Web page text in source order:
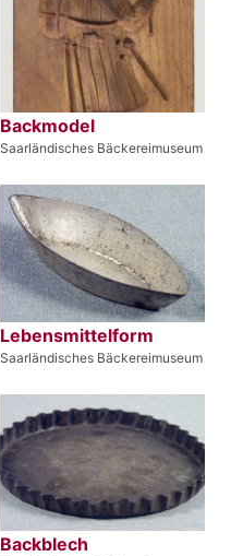
Backmodel
Saarländisches Bäckereimuseum
Lebensmittelform
Saarländisches Bäckereimuseum
Backblech